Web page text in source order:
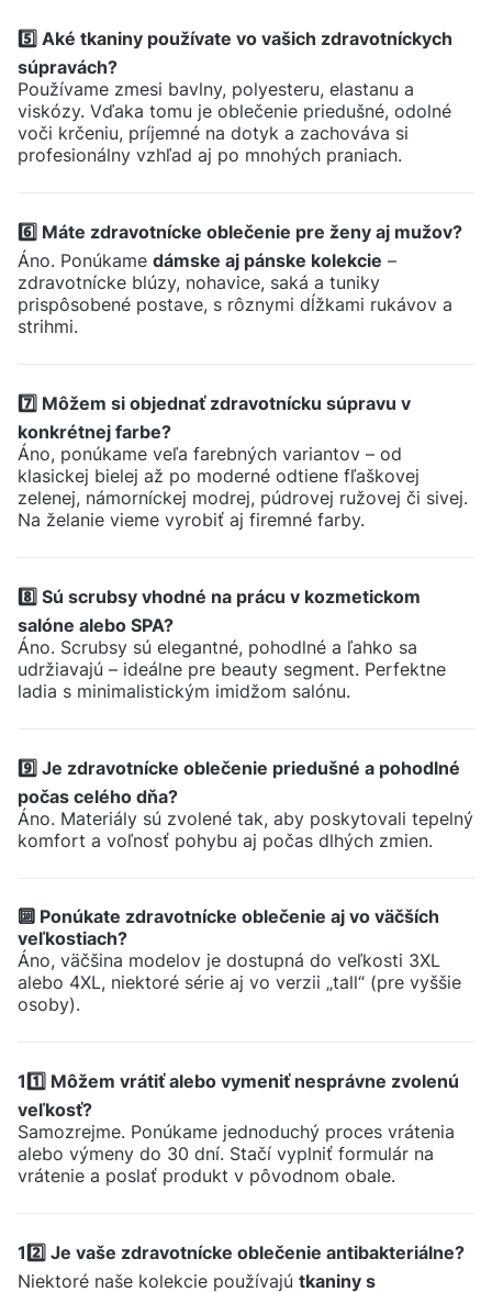
5️⃣ Aké tkaniny používate vo vašich zdravotníckych
súpravách?
Používame zmesi bavlny, polyesteru, elastanu a
viskózy. Vďaka tomu je oblečenie priedušné, odolné
voči krčeniu, príjemné na dotyk a zachováva si
profesionálny vzhľad aj po mnohých praniach.
6️⃣ Máte zdravotnícke oblečenie pre ženy aj mužov?
Áno. Ponúkame dámske aj pánske kolekcie –
zdravotnícke blúzy, nohavice, saká a tuniky
prispôsobené postave, s rôznymi dĺžkami rukávov a
strihmi.
7️⃣ Môžem si objednať zdravotnícku súpravu v
konkrétnej farbe?
Áno, ponúkame veľa farebných variantov – od
klasickej bielej až po moderné odtiene fľaškovej
zelenej, námorníckej modrej, púdrovej ružovej či sivej.
Na želanie vieme vyrobiť aj firemné farby.
8️⃣ Sú scrubsy vhodné na prácu v kozmetickom
salóne alebo SPA?
Áno. Scrubsy sú elegantné, pohodlné a ľahko sa
udržiavajú – ideálne pre beauty segment. Perfektne
ladia s minimalistickým imidžom salónu.
9️⃣ Je zdravotnícke oblečenie priedušné a pohodlné
počas celého dňa?
Áno. Materiály sú zvolené tak, aby poskytovali tepelný
komfort a voľnosť pohybu aj počas dlhých zmien.
🔟 Ponúkate zdravotnícke oblečenie aj vo väčších
veľkostiach?
Áno, väčšina modelov je dostupná do veľkosti 3XL
alebo 4XL, niektoré série aj vo verzii „tall“ (pre vyššie
osoby).
11️⃣ Môžem vrátiť alebo vymeniť nesprávne zvolenú
veľkosť?
Samozrejme. Ponúkame jednoduchý proces vrátenia
alebo výmeny do 30 dní. Stačí vyplniť formulár na
vrátenie a poslať produkt v pôvodnom obale.
12️⃣ Je vaše zdravotnícke oblečenie antibakteriálne?
Niektoré naše kolekcie používajú tkaniny s